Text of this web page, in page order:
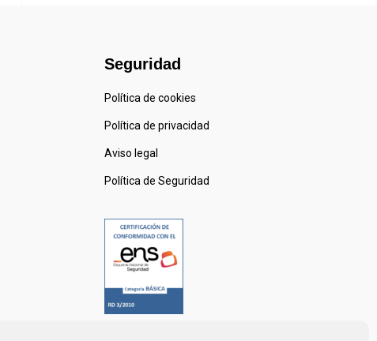
Seguridad
Política de cookies
Política de privacidad
Aviso legal
Política de Seguridad